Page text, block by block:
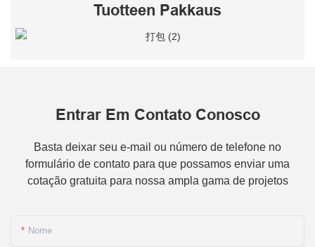
Tuotteen Pakkaus
Entrar Em Contato Conosco
Basta deixar seu e-mail ou número de telefone no
formulário de contato para que possamos enviar uma
cotação gratuita para nossa ampla gama de projetos
Nome